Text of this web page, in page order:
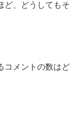
ど、どうしてもそ
コメントの数はど